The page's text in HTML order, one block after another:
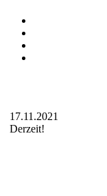
17.11.2021
Derzeit!